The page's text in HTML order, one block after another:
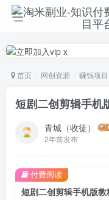
首页 网创资源 赚钱项目
短剧二创剪辑手机
青城（收徒）
2年前发布
短剧二创剪辑手机版
付费阅读